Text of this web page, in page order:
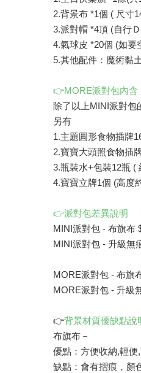
2.背景布 *1個 ( 尺寸
3.派對帽 *4頂 (自行
4.氣球皮 *20個 (如要
5.其他配件：魔術黏
👉MORE派對包內含
除了以上MINI派對包
另有
1.主題圓形食物插牌
2.寶寶大頭照食物插
3.瓶裝水+包裝12瓶 (
4.寶寶立牌1個 (高度
👉派對包差異說明
MINI派對包 - 布旗布
MINI派對包 - 升級無
MORE派對包 - 布旗
MORE派對包 - 升級
👉背景材質優缺點說
布旗布－
優點：方便收納,輕
缺點：會有摺痕，顏